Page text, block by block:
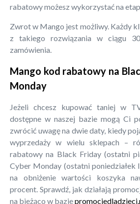
rabatowy możesz wykorzystać na
Zwrot w Mango jest możliwy. Każdy
z takiego rozwiązania w ciągu
zamówienia.
Mango kod rabatowy na
Monday
Jeżeli chcesz kupować taniej w
dostępne w naszej bazie mogą Ci
zwrócić uwagę na dwie daty, kiedy
wyprzedaży w wielu sklepach –
rabatowy na Black Friday (ostatni
Cyber Monday (ostatni poniedziałek
na obniżenie wartości koszyka
procent. Sprawdź, jak działają
na bieżąco w bazie